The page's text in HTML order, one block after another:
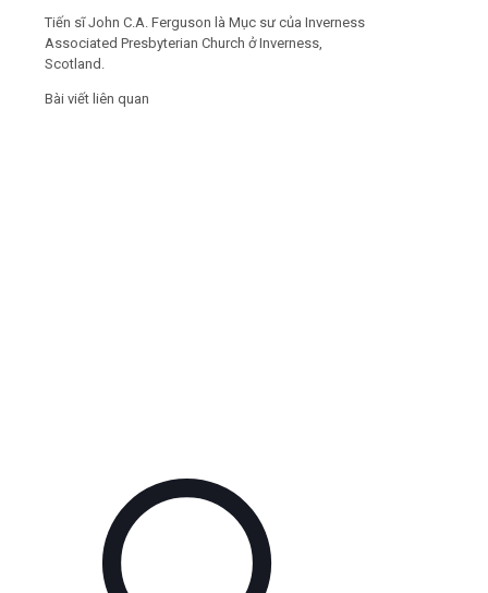
Tiến sĩ John C.A. Ferguson là Mục sư của Inverness
Associated Presbyterian Church ở Inverness,
Scotland.
Bài viết liên quan